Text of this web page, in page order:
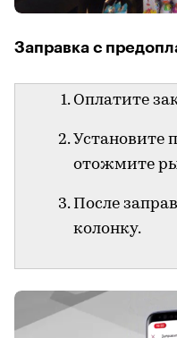
Заправка с
Оплатите
Установите
отожмите
После
колонку.